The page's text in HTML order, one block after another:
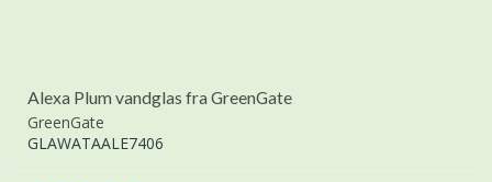
Alexa Plum vandglas fra GreenGate
GreenGate
GLAWATAALE7406